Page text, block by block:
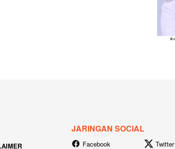
JARINGAN SOCIAL
Facebook Twitter